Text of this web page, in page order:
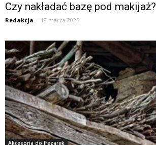
Czy nakładać bazę pod makijaż?
Redakcja - 18 marca 2025
Akcesoria do frezarek